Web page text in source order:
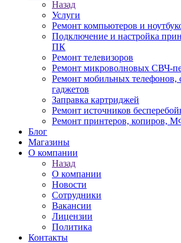
Назад
Услуги
Ремонт компьютеров и
Подключение и настройка
ПК
Ремонт телевизоров
Ремонт микроволновых СВЧ-
Ремонт мобильных телефонов,
гаджетов
Заправка картриджей
Ремонт источников
Ремонт принтеров, копиров,
Блог
Магазины
О компании
Назад
О компании
Новости
Сотрудники
Вакансии
Лицензии
Политика
Контакты